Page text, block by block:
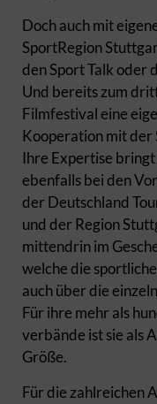
Doch auch mit
SportRegion
den Sport Talk oder
Und bereits zum
Filmfestival eine
Kooperation mit der
Ihre Expertise
ebenfalls bei den
der Deutschland
und der Region
mittendrin im
welche die
auch über die
Für ihre mehr als
verbände ist sie als
Größe.
Für die zahlreichen